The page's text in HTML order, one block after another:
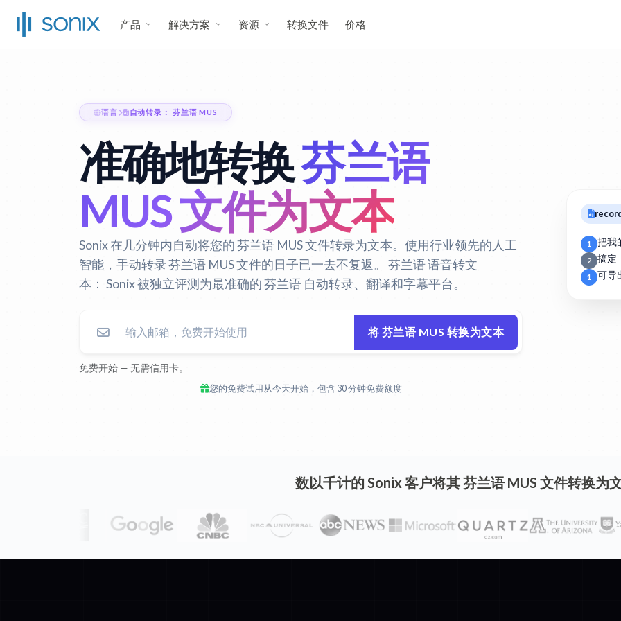
产品 解决方案 资源 转换文件 价格
语言 自动转录： 芬兰语 MUS
准确地转换芬兰语
MUS 文件为文本
Sonix 在几分钟内自动将您的 芬兰语 MUS 文件转录为文本。使用行业领先的人工
智能，手动转录 芬兰语 MUS 文件的日子已一去不复返。 芬兰语 语音转文
本： Sonix 被独立评测为最准确的 芬兰语 自动转录、翻译和字幕平台。
将 芬兰语 MUS 转换为文本
免费开始 — 无需信用卡。
您的免费试用从今天开始，包含 30 分钟免费额度
1 把我
2 搞定
1 可导
数以千计的 Sonix 客户将其 芬兰语 MUS 文件转换为